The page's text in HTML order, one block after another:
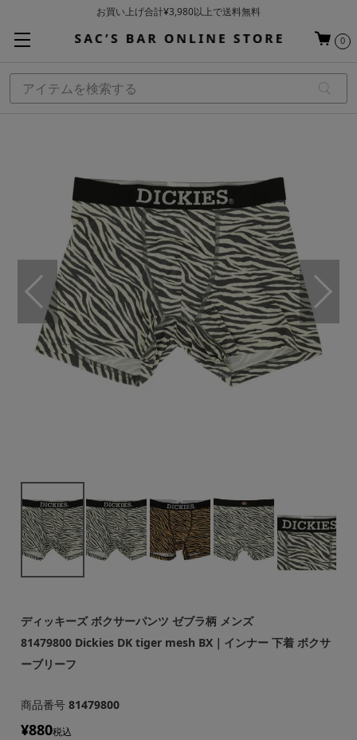
お買い上げ合計¥3,980以上で送料無料
当日～翌営業日を目安に順次発送（一部お取り寄せ商品を除く）
0
ディッキーズ ボクサーパンツ ゼブラ柄 メンズ
81479800 Dickies DK tiger mesh BX｜インナー 下着 ボクサ
ーブリーフ
商品番号 81479800
¥880税込